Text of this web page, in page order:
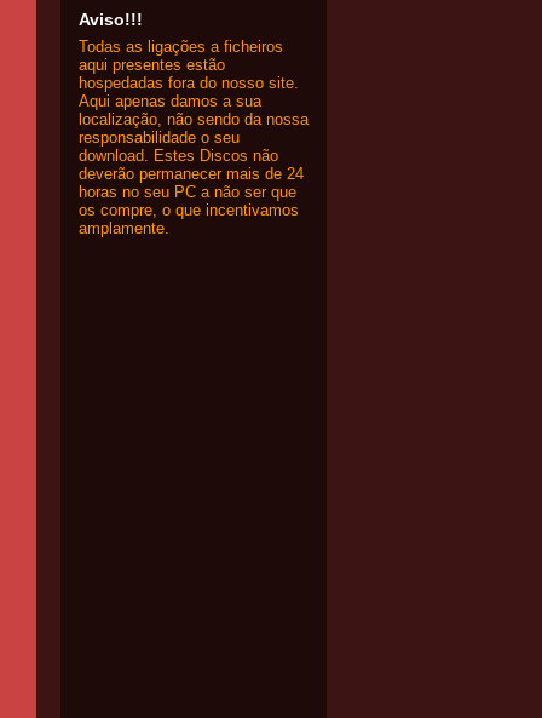
Aviso!!!
Todas as ligações a ficheiros
aqui presentes estão
hospedadas fora do nosso site.
Aqui apenas damos a sua
localização, não sendo da nossa
responsabilidade o seu
download. Estes Discos não
deverão permanecer mais de 24
horas no seu PC a não ser que
os compre, o que incentivamos
amplamente.